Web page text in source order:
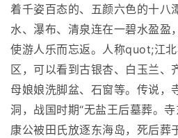
着千姿百态的、五颜六色的十八
水、瀑布、清泉连在一碧水盈盈
使游人乐而忘返。人称quot;江
区，可以看到古银杏、白玉兰、
母娘娘洗脚盆、石窗等。传说，
洞，战国时期“无盐王后墓葬。
康公被田氏放逐东海岛，死后葬